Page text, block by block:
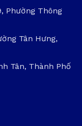
Phường Thông
Tân Hưng,
Tân, Thành Phố